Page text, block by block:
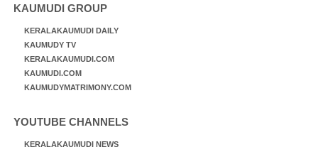
KAUMUDI GROUP
KERALAKAUMUDI DAILY
KAUMUDY TV
KERALAKAUMUDI.COM
KAUMUDI.COM
KAUMUDYMATRIMONY.COM
YOUTUBE CHANNELS
KERALAKAUMUDI NEWS